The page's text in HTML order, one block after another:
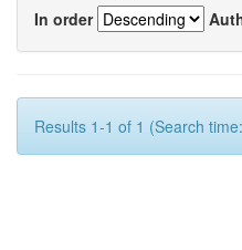
In order
Results 1-1 of 1 (Search